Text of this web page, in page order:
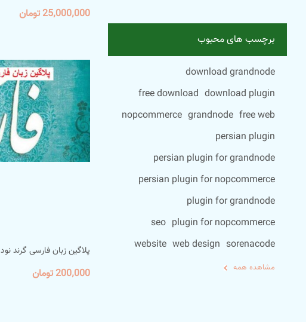
25٬000٬000 تومان
پلاگین زبان فارسی گرند نود
200٬000 تومان
برچسب های محبوب
download grandnode
download plugin
free download
free web
grandnode
nopcommerce
persian plugin
persian plugin for grandnode
persian plugin for nopcommerce
plugin for grandnode
plugin for nopcommerce
seo
sorenacode
web design
website
مشاهده همه